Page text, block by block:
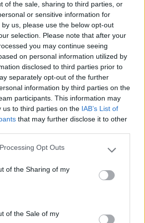
of the sale, sharing to third parties, or
or sensitive information for
us, please use the below opt-out
selection. Please note that after your
you may continue seeing
on personal information utilized by
disclosed to third parties prior to
separately opt-out of the further
information by third parties on the
participants. This information may
us to third parties on the IAB’s List of
that may further disclose it to other
website/app uses one or more Google
or usage behaviour. You may click to
specified purposes in below Google
Opt Outs
of the Sharing of my
of the Sale of my
avendone uno e percorrerei tutta la costa sud
...
via terra occorrono almeno 3
che durante il tragitto vi sono diverse
non bastare anche perche' l'
modesto avviso spunti particolarmente
ad altro.
se non sia più conveniente arrivare in
in loco ?
la sosta sulla tratta autostradale della
il tragitto tramite l' app indicata .
a chi si appresta a viaggiare in camper
ad affinare la capacita' di trovare
puo' risultare dispersivo se non si